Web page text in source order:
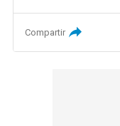
Compartir